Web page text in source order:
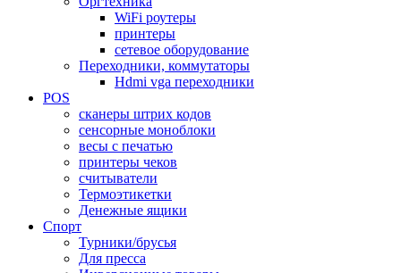
WiFi роутеры
принтеры
сетевое оборудование
Переходники, коммутаторы
Hdmi vga переходники
POS
сканеры штрих кодов
сенсорные моноблоки
весы с печатью
принтеры чеков
считыватели
Термоэтикетки
Денежные ящики
Спорт
Турники/брусья
Для пресса